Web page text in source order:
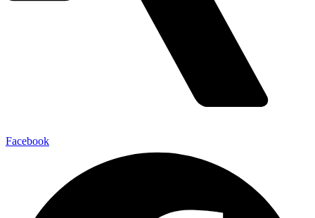
Facebook